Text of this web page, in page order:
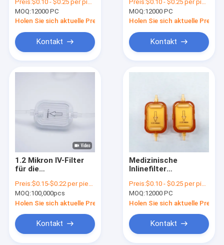
Laborfilter
HPLC-Probenvorbereitung
Kulturmedienfilterung
Mikrobiologische Prüfung
Portable Elektronik-Ausläufer
Verpackungsöffnungen
Außenelektronikventilatoren
Kapselfilter
Gehäuse mit PES
Membran
Preis:$0.10 - $0.25 per piece
MOQ:12000 PC
Holen Sie sich aktuelle Preis
Kontakt
Mikroporenfilter
Preis:$0.10 - $0.25 per piece
MOQ:12000 PC
Holen Sie sich aktuelle Preis
Kontakt
1.2 Mikron IV-Filter
für die
Preis:$0.15-$0.22 per piece
MOQ:100,000pcs
Holen Sie sich aktuelle Preis
Kontakt
Medizinische
Inlinefilter
0,22um Membran zur
Flüssigkeitsfiltration
Preis:$0.10 - $0.25 per piece
MOQ:12000 PC
Holen Sie sich aktuelle Preis
Kontakt